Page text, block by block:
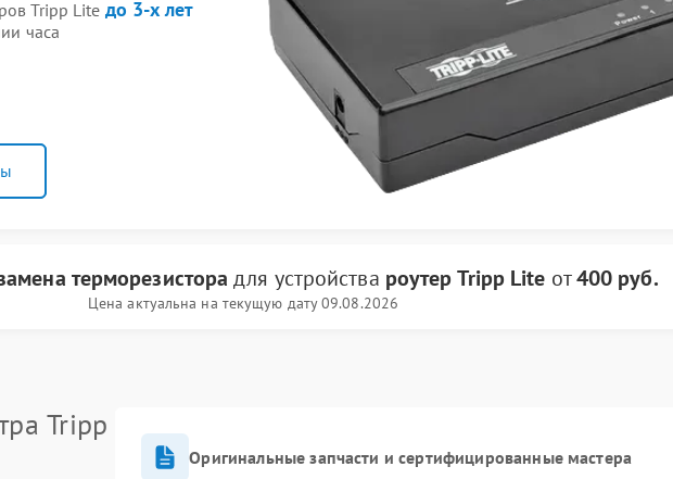
Tripp Lite до 3-х лет
часа
терморезистора для устройства роутер Tripp Lite от400 руб.
Цена актуальна на текущую дату 09.08.2026
Tripp
Оригинальные запчасти и сертифицированные мастера